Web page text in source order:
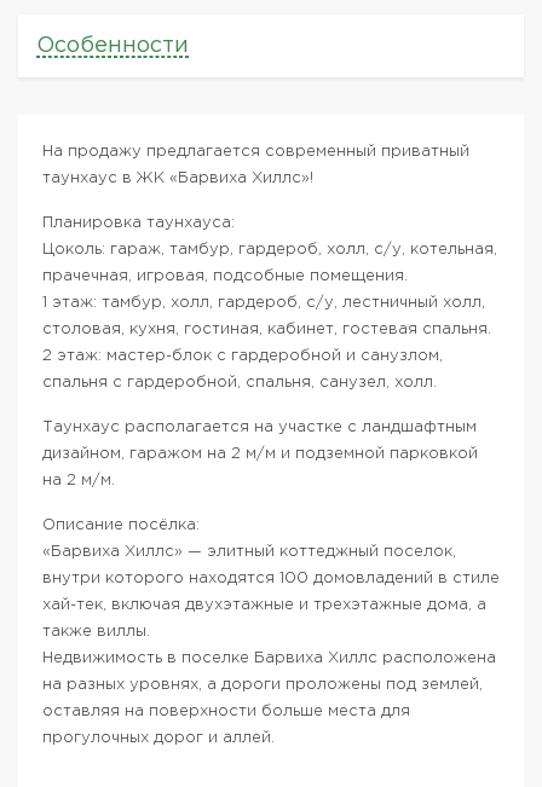
Особенности
На продажу предлагается современный приватный
таунхаус в ЖК «Барвиха Хиллс»!
Планировка таунхауса:
Цоколь: гараж, тамбур, гардероб, холл, с/у, котельная,
прачечная, игровая, подсобные помещения.
1 этаж: тамбур, холл, гардероб, с/у, лестничный холл,
столовая, кухня, гостиная, кабинет, гостевая спальня.
2 этаж: мастер-блок с гардеробной и санузлом,
спальня с гардеробной, спальня, санузел, холл.
Таунхаус располагается на участке с ландшафтным
дизайном, гаражом на 2 м/м и подземной парковкой
на 2 м/м.
Описание посёлка:
«Барвиха Хиллс» — элитный коттеджный поселок,
внутри которого находятся 100 домовладений в стиле
хай-тек, включая двухэтажные и трехэтажные дома, а
также виллы.
Недвижимость в поселке Барвиха Хиллс расположена
на разных уровнях, а дороги проложены под землей,
оставляя на поверхности больше места для
прогулочных дорог и аллей.